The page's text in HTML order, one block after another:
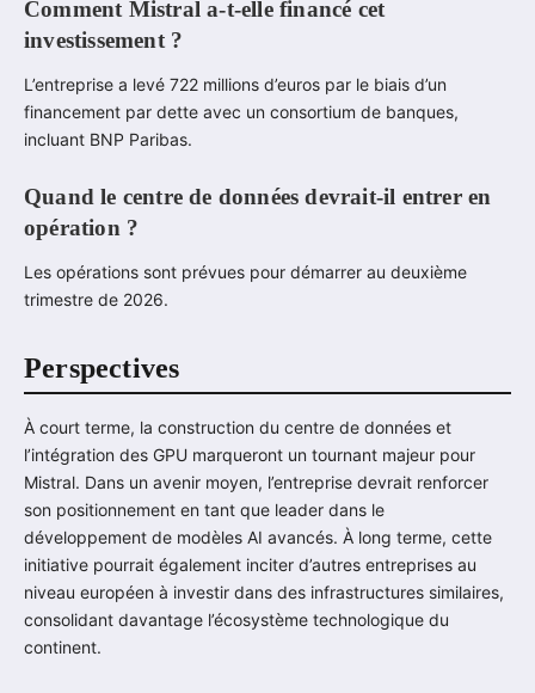
Comment Mistral a-t-elle financé cet
investissement ?
L’entreprise a levé 722 millions d’euros par le biais d’un
financement par dette avec un consortium de banques,
incluant BNP Paribas.
Quand le centre de données devrait-il entrer en
opération ?
Les opérations sont prévues pour démarrer au deuxième
trimestre de 2026.
Perspectives
À court terme, la construction du centre de données et
l’intégration des GPU marqueront un tournant majeur pour
Mistral. Dans un avenir moyen, l’entreprise devrait renforcer
son positionnement en tant que leader dans le
développement de modèles AI avancés. À long terme, cette
initiative pourrait également inciter d’autres entreprises au
niveau européen à investir dans des infrastructures similaires,
consolidant davantage l’écosystème technologique du
continent.